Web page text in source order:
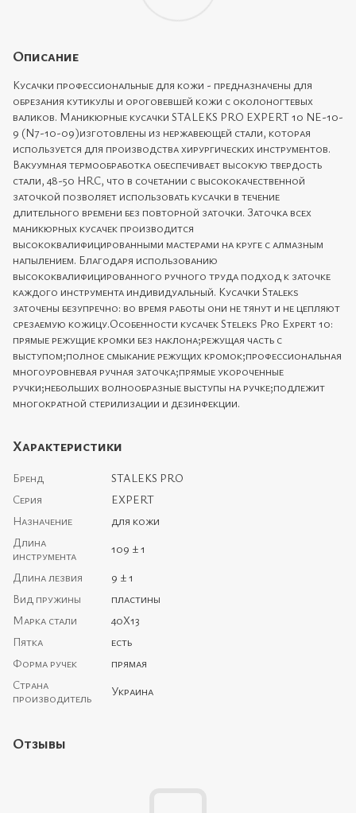
Описание
Кусачки профессиональные для кожи - предназначены для
обрезания кутикулы и ороговевшей кожи с околоногтевых
валиков. Маникюрные кусачки STALEKS PRO EXPERT 10 NE-10-
9 (N7-10-09)изготовлены из нержавеющей стали, которая
используется для производства хирургических инструментов.
Вакуумная термообработка обеспечивает высокую твердость
стали, 48-50 HRC, что в сочетании с высококачественной
заточкой позволяет использовать кусачки в течение
длительного времени без повторной заточки. Заточка всех
маникюрных кусачек производится
высококвалифицированными мастерами на круге с алмазным
напылением. Благодаря использованию
высококвалифицированного ручного труда подход к заточке
каждого инструмента индивидуальный. Кусачки Staleks
заточены безупречно: во время работы они не тянут и не цепляют
срезаемую кожицу.Особенности кусачек Steleks Pro Expert 10:
прямые режущие кромки без наклона;режущая часть с
выступом;полное смыкание режущих кромок;профессиональная
многоуровневая ручная заточка;прямые укороченные
ручки;небольших волнообразные выступы на ручке;подлежит
многократной стерилизации и дезинфекции.
Характеристики
Бренд
STALEKS PRO
Серия
EXPERT
Назначение
для кожи
Длина
инструмента
109 ± 1
Длина лезвия
9 ± 1
Вид пружины
пластины
Марка стали
40Х13
Пятка
есть
Форма ручек
прямая
Страна
производитель
Украина
Отзывы